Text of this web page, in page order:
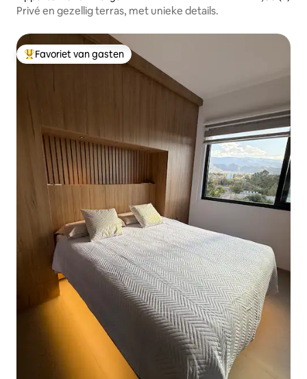
Privé en gezellig terras, met unieke details.
Topfavoriet van gasten
Favoriet van gasten